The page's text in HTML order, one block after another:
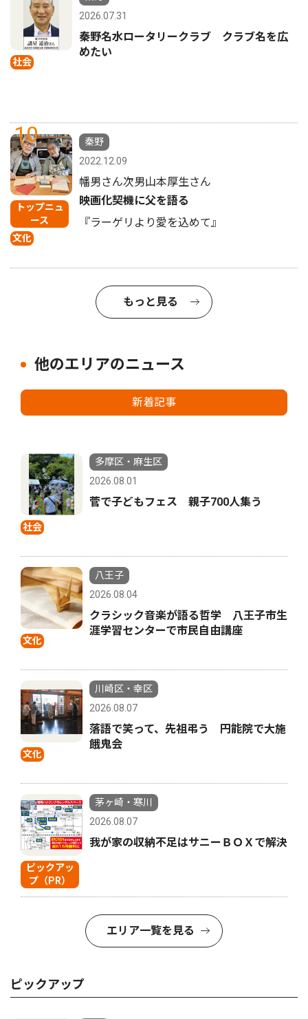
社会
2026.07.31
秦野名水ロータリークラブ クラブ名を広
めたい
10
トップニュ
ース
文化
秦野
2022.12.09
幡男さん次男山本厚生さん
映画化契機に父を語る
『ラーゲリより愛を込めて』
もっと見る
他のエリアのニュース
新着記事
社会
多摩区・麻生区
2026.08.01
菅で子どもフェス 親子700人集う
文化
八王子
2026.08.04
クラシック音楽が語る哲学 八王子市生
涯学習センターで市民自由講座
文化
川崎区・幸区
2026.08.07
落語で笑って、先祖弔う 円能院で大施
餓鬼会
ピックアッ
プ（PR）
茅ヶ崎・寒川
2026.08.07
我が家の収納不足はサニーＢＯＸで解決
エリア一覧を見る
ピックアップ